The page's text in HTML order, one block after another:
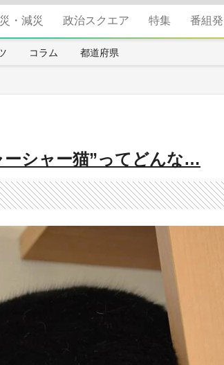
・減災 政治スクエア 特集 番組発
コラム 都道府県
シャー猫”ってどんな…